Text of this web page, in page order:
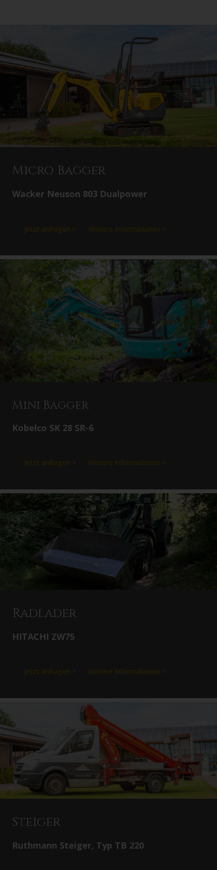
Micro Bagger
Wacker Neuson 803 Dualpower
Jetzt anfragen > Weitere Informationen >
Mini Bagger
Kobelco SK 28 SR-6
Jetzt anfragen > Weitere Informationen >
Radlader
HITACHI ZW75
Jetzt anfragen > Weitere Informationen >
Steiger
Ruthmann Steiger, Typ TB 220